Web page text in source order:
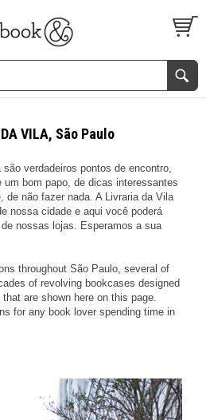
S
VILA, São Paulo
verdadeiros pontos de encontro,
um bom papo, de dicas interessantes
de não fazer nada. A Livraria da Vila
nossa cidade e aqui você poderá
nossas lojas. Esperamos a sua
throughout São Paulo, several of
of revolving bookcases designed
are shown here on this page.
for any book lover spending time in